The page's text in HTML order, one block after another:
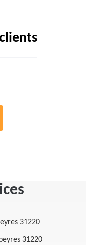
31220
31220